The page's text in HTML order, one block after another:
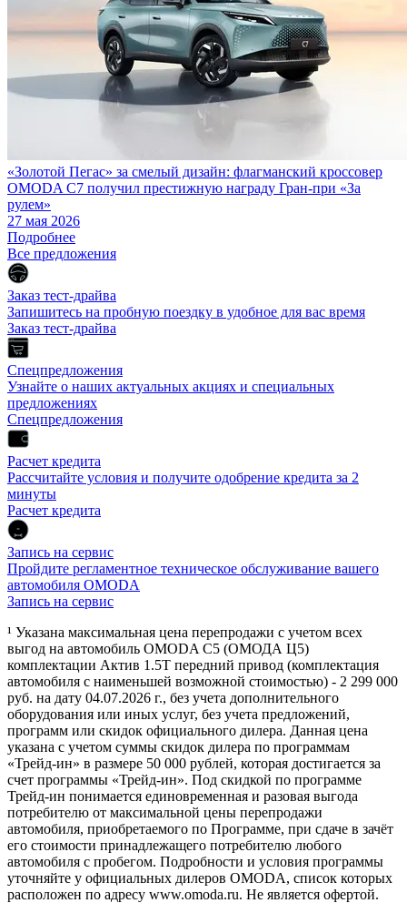
«Золотой Пегас» за смелый дизайн: флагманский кроссовер
OMODA C7 получил престижную награду Гран-при «За
рулем»
27 мая 2026
Подробнее
Все предложения
Заказ тест-драйва
Запишитесь на пробную поездку в удобное для вас время
Заказ тест-драйва
Спецпредложения
Узнайте о наших актуальных акциях и специальных
предложениях
Спецпредложения
Расчет кредита
Рассчитайте условия и получите одобрение кредита за 2
минуты
Расчет кредита
Запись на сервис
Пройдите регламентное техническое обслуживание вашего
автомобиля OMODA
Запись на сервис
¹ Указана максимальная цена перепродажи с учетом всех
выгод на автомобиль OMODA C5 (ОМОДА Ц5)
комплектации Актив 1.5Т передний привод (комплектация
автомобиля с наименьшей возможной стоимостью) - 2 299 000
руб. на дату 04.07.2026 г., без учета дополнительного
оборудования или иных услуг, без учета предложений,
программ или скидок официального дилера. Данная цена
указана с учетом суммы скидок дилера по программам
«Трейд-ин» в размере 50 000 рублей, которая достигается за
счет программы «Трейд-ин». Под скидкой по программе
Трейд-ин понимается единовременная и разовая выгода
потребителю от максимальной цены перепродажи
автомобиля, приобретаемого по Программе, при сдаче в зачёт
его стоимости принадлежащего потребителю любого
автомобиля с пробегом. Подробности и условия программы
уточняйте у официальных дилеров OMODA, список которых
расположен по адресу www.omoda.ru. Не является офертой.